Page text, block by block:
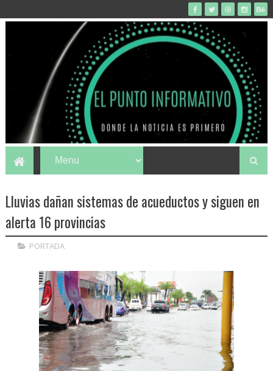
Lluvias dañan sistemas de acueductos y siguen en
alerta 16 provincias
PORTADA